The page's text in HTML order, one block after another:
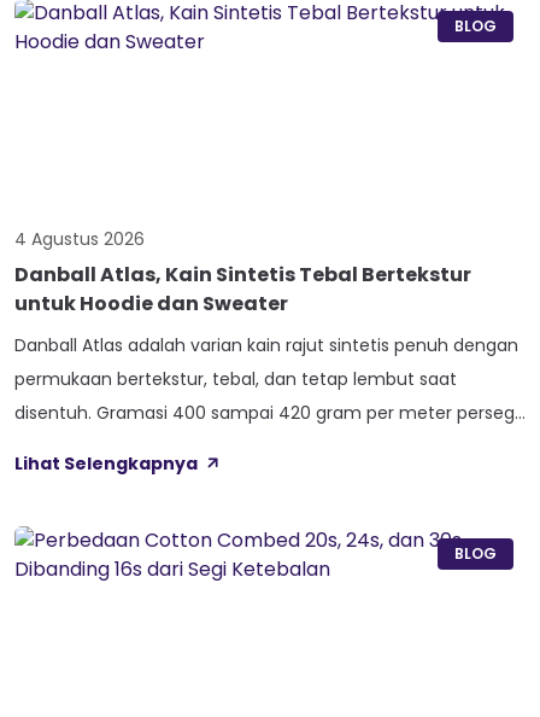
ini bikin […] BLOG
4 Agustus 2026
Danball Atlas, Kain Sintetis Tebal Bertekstur
untuk Hoodie dan Sweater
Danball Atlas adalah varian kain rajut sintetis penuh dengan
permukaan bertekstur, tebal, dan tetap lembut saat
disentuh. Gramasi 400 sampai 420 gram per meter persegi,
Anti Bacterial, dan Anti Kusut, membuat kain ini pas untuk
Nama Atlas boleh jadi belum […]
Lihat Selengkapnya
BLOG